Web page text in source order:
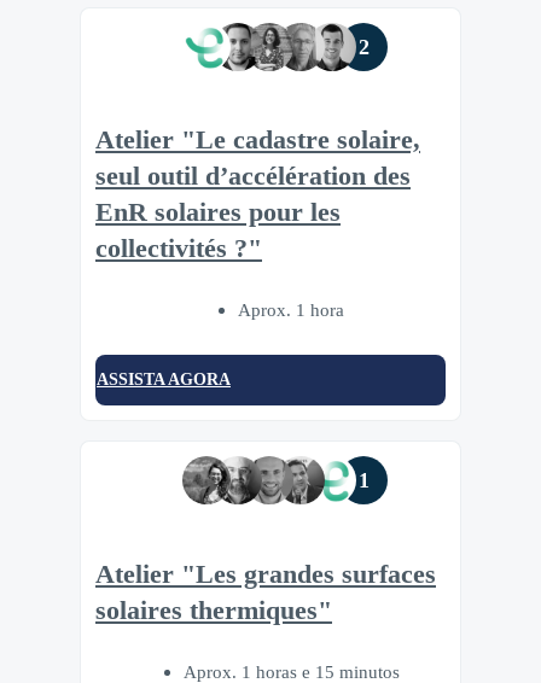
2
Atelier "Le cadastre solaire,
seul outil d’accélération des
EnR solaires pour les
collectivités ?"
Aprox. 1 hora
ASSISTA AGORA
1
Atelier "Les grandes surfaces
solaires thermiques"
Aprox. 1 horas e 15 minutos